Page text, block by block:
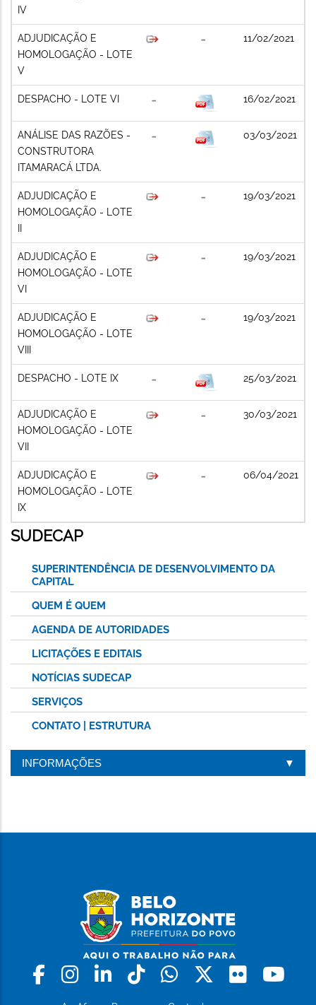
IV
ADJUDICAÇÃO E
HOMOLOGAÇÃO - LOTE
V
11/02/2021
DESPACHO - LOTE VI 16/02/2021
ANÁLISE DAS RAZÕES -
CONSTRUTORA
ITAMARACÁ LTDA.
03/03/2021
ADJUDICAÇÃO E
HOMOLOGAÇÃO - LOTE
19/03/2021
ADJUDICAÇÃO E
HOMOLOGAÇÃO - LOTE
VI
19/03/2021
ADJUDICAÇÃO E
HOMOLOGAÇÃO - LOTE
VIII
19/03/2021
DESPACHO - LOTE IX 25/03/2021
ADJUDICAÇÃO E
HOMOLOGAÇÃO - LOTE
VII
30/03/2021
ADJUDICAÇÃO E
HOMOLOGAÇÃO - LOTE
IX
06/04/2021
SUDECAP
SUPERINTENDÊNCIA DE DESENVOLVIMENTO DA
CAPITAL
QUEM É QUEM
AGENDA DE AUTORIDADES
LICITAÇÕES E EDITAIS
NOTÍCIAS SUDECAP
SERVIÇOS
CONTATO | ESTRUTURA
INFORMAÇÕES
Facebook
Instagram
LinkedinTiktokWhatsapp
X Flickr